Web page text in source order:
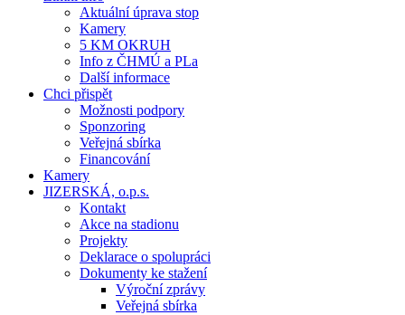
Aktuální úprava stop
Kamery
5 KM OKRUH
Info z ČHMÚ a PLa
Další informace
Chci přispět
Možnosti podpory
Sponzoring
Veřejná sbírka
Financování
Kamery
JIZERSKÁ, o.p.s.
Kontakt
Akce na stadionu
Projekty
Deklarace o spolupráci
Dokumenty ke stažení
Výroční zprávy
Veřejná sbírka